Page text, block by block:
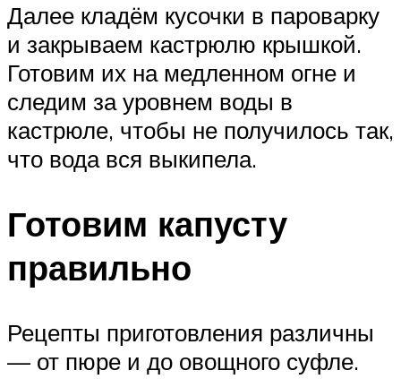
Далее кладём кусочки в пароварку
и закрываем кастрюлю крышкой.
Готовим их на медленном огне и
следим за уровнем воды в
кастрюле, чтобы не получилось так,
что вода вся выкипела.
Готовим капусту
правильно
Рецепты приготовления различны
— от пюре и до овощного суфле.